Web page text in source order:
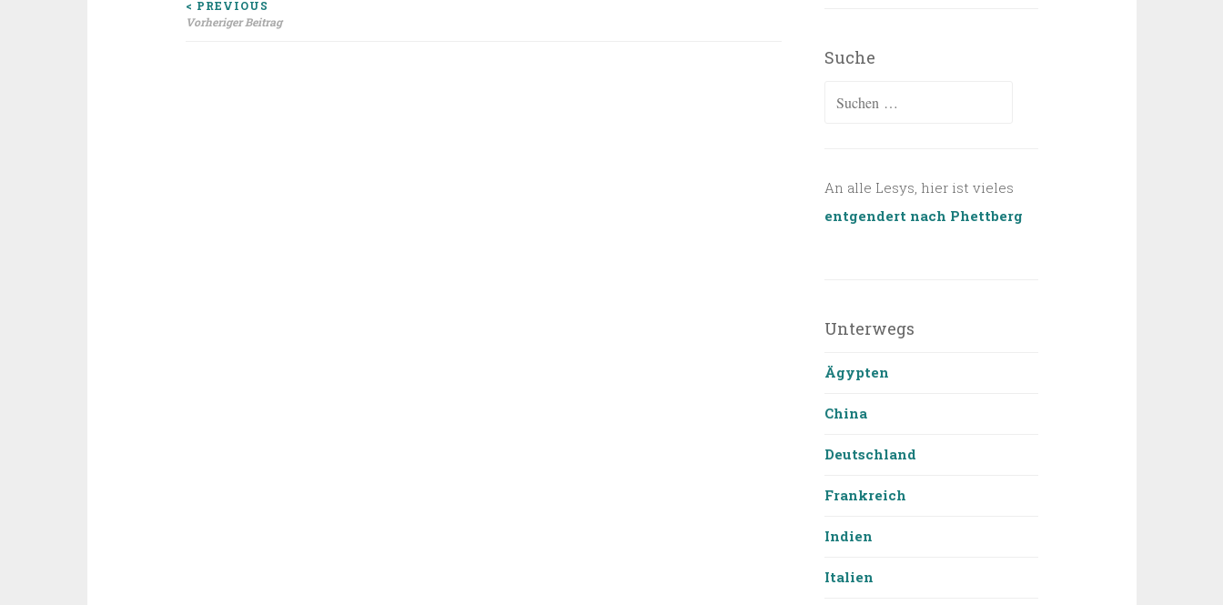
Beitragsnavigation
< PREVIOUS
Vorheriger Beitrag
Suche
Suchen
An alle Lesys, hier ist vieles
entgendert nach Phettberg
Unterwegs
Ägypten
China
Deutschland
Frankreich
Indien
Italien